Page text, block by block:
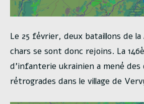
Le 25 février, deux bataillons de
chars se sont donc rejoins. La
d’infanterie ukrainien a mené des
rétrogrades dans le village de